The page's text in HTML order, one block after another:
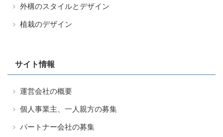
外構のスタイルとデザイン
植栽のデザイン
サイト情報
運営会社の概要
個人事業主、一人親方の募集
パートナー会社の募集